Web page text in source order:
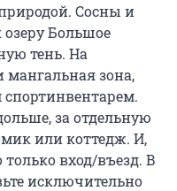
Сосны и
Большое
тень. На
мангальная зона,
за отдельную
или коттедж. И,
вход/въезд. В
исключительно